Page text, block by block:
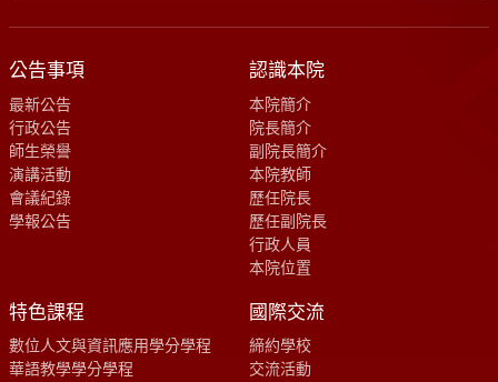
公告事項
最新公告
行政公告
師生榮譽
演講活動
會議紀錄
學報公告
認識本院
本院簡介
院長簡介
副院長簡介
本院教師
歷任院長
歷任副院長
行政人員
本院位置
特色課程
數位人文與資訊應用學分學程
華語教學學分學程
國際交流
締約學校
交流活動